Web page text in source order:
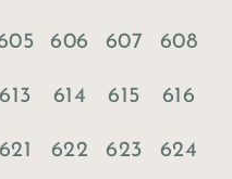
606 607 608
613 614 615 616
621 622 623 624